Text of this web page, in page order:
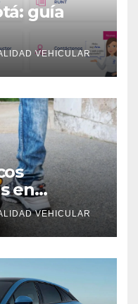
guía
VEHICULAR
en
VEHICULAR